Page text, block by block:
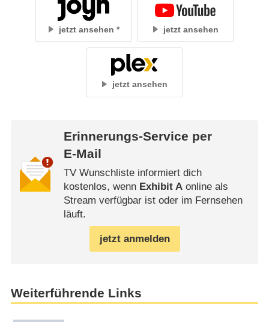
jetzt ansehen jetzt ansehen
jetzt ansehen
Erinnerungs-Service per
E-Mail
TV Wunschliste informiert dich
kostenlos, wenn Exhibit Aonline als
Stream verfügbar ist oder im Fernsehen
läuft.
jetzt anmelden
Weiterführende Links